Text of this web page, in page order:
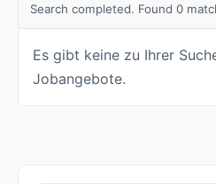
Search completed. Found 0
Es gibt keine zu Ihrer
Jobangebote.